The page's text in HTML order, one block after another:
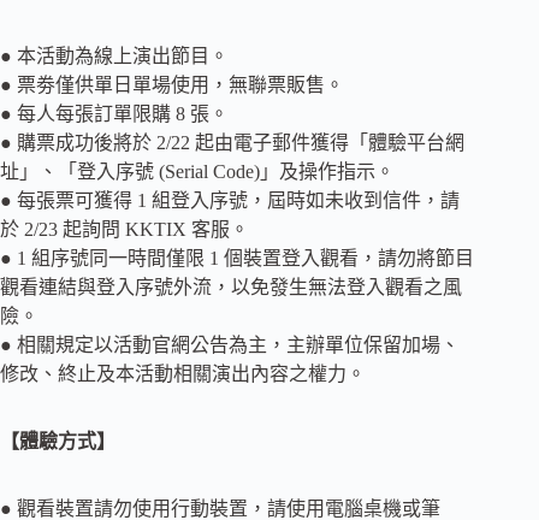
● 本活動為線上演出節目。
● 票劵僅供單日單場使用，無聯票販售。
● 每人每張訂單限購 8 張。
● 購票成功後將於 2/22 起由電子郵件獲得「體驗平台網
址」、「登入序號 (Serial Code)」及操作指示。
● 每張票可獲得 1 組登入序號，屆時如未收到信件，請
於 2/23 起詢問 KKTIX 客服。
● 1 組序號同一時間僅限 1 個裝置登入觀看，請勿將節目
觀看連結與登入序號外流，以免發生無法登入觀看之風
險。
● 相關規定以活動官網公告為主，主辦單位保留加場、
修改、終止及本活動相關演出內容之權力。
【體驗方式】
● 觀看裝置請勿使用行動裝置，請使用電腦桌機或筆